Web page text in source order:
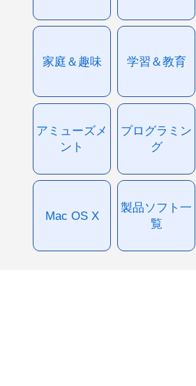
家庭＆趣味 学習＆教育
アミューズメ
ント
プログラミン
グ
Mac OS X
製品ソフト一
覧